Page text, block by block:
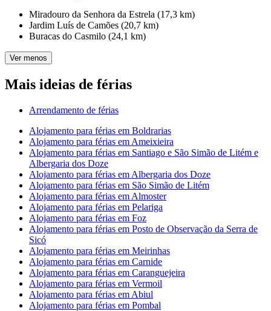
Miradouro da Senhora da Estrela (17,3 km)
Jardim Luís de Camões (20,7 km)
Buracas do Casmilo (24,1 km)
Ver menos
Mais ideias de férias
Arrendamento de férias
Alojamento para férias em Boldrarias
Alojamento para férias em Ameixieira
Alojamento para férias em Santiago e São Simão de Litém e
Albergaria dos Doze
Alojamento para férias em Albergaria dos Doze
Alojamento para férias em São Simão de Litém
Alojamento para férias em Almoster
Alojamento para férias em Pelariga
Alojamento para férias em Foz
Alojamento para férias em Posto de Observação da Serra de
Sicó
Alojamento para férias em Meirinhas
Alojamento para férias em Carnide
Alojamento para férias em Caranguejeira
Alojamento para férias em Vermoil
Alojamento para férias em Abiul
Alojamento para férias em Pombal